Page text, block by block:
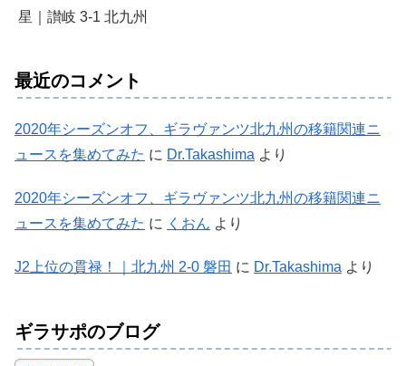
星｜讃岐 3-1 北九州
最近のコメント
2020年シーズンオフ、ギラヴァンツ北九州の移籍関連ニ
ュースを集めてみた に Dr.Takashima より
2020年シーズンオフ、ギラヴァンツ北九州の移籍関連ニ
ュースを集めてみた に くおん より
J2上位の貫禄！｜北九州 2-0 磐田 に Dr.Takashima より
ギラサポのブログ